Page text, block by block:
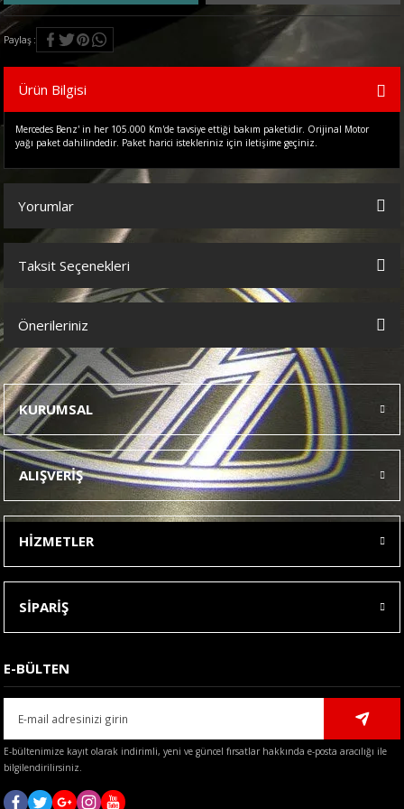
Paylaş
Ürün Bilgisi
Mercedes Benz' in her 105.000 Km'de tavsiye ettiği bakım paketidir. Orijinal Motor
yağı paket dahilindedir. Paket harici istekleriniz için iletişime geçiniz.
Yorumlar
Bu ürüne ilk yorumu siz yapın!
Taksit Seçenekleri
Önerileriniz
Bu ürünün fiyat bilgisi, resim, ürün açıklamalarında ve diğer
konularda yetersiz gördüğünüz noktaları öneri formunu kullanarak
tarafımıza iletebilirsiniz.
Görüş ve önerileriniz için teşekkür ederiz.
Ürün resmi kalitesiz, bozuk veya görüntülenemiyor.
Ürün açıklamasında eksik bilgiler bulunuyor.
Ürün bilgilerinde hatalar bulunuyor.
Ürün fiyatı diğer sitelerden daha pahalı.
Bu ürüne benzer farklı alternatifler olmalı.
Gönder
KURUMSAL
ALIŞVERİŞ
HİZMETLER
SİPARİŞ
E-BÜLTEN
E-bültenimize kayıt olarak indirimli, yeni ve güncel fırsatlar hakkında e-posta aracılığı ile
bilgilendirilirsiniz.